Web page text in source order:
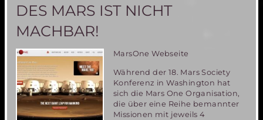
DES MARS IST NICHT
MACHBAR!
MarsOne Webseite
Während der 18. Mars Society
Konferenz in Washington hat
sich die Mars One Organisation,
die über eine Reihe bemannter
Missionen mit jeweils 4